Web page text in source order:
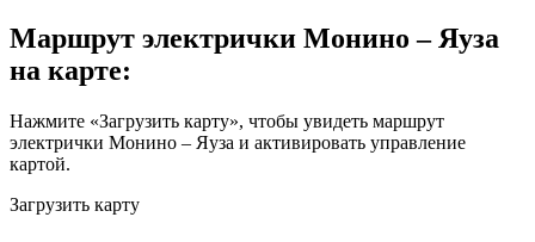
Маршрут электрички Монино – Яуза
на карте:
Нажмите «Загрузить карту», чтобы увидеть маршрут
электрички Монино – Яуза и активировать управление
картой.
Загрузить карту